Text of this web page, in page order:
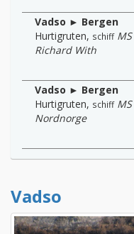
Vadso ► Bergen
Hurtigruten, schiff MS
Richard With
Vadso ► Bergen
Hurtigruten, schiff MS
Nordnorge
Vadso